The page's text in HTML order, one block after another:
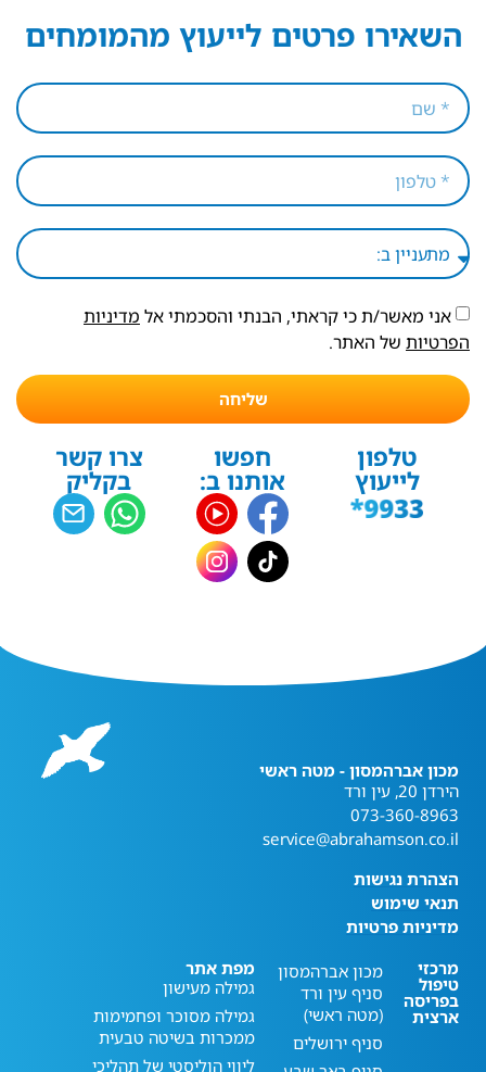
השאירו פרטים לייעוץ מהמומחים
אני מאשר/ת כי קראתי, הבנתי והסכמתי אל מדיניות
הפרטיות של האתר.
שליחה
טלפון
לייעוץ
חפשו
אותנו ב:
צרו קשר
בקליק
מכון אברהמסון - מטה ראשי
הירדן 20, עין ורד
073-360-8963
service@abrahamson.co.il
הצהרת נגישות
תנאי שימוש
מדיניות פרטיות
מרכזי
טיפול
בפריסה
ארצית
מכון אברהמסון
סניף עין ורד
(מטה ראשי)
סניף ירושלים
מפת אתר
גמילה מעישון
גמילה מסוכר ופחמימות
ממכרות בשיטה טבעית
ליווי הוליסטי של תהליכי